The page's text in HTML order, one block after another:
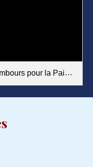
pour la Paix 2027.pdf